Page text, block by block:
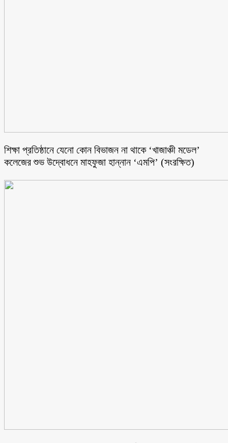
শিক্ষা প্রতিষ্ঠানে যেনো কোন বিভাজন না থাকে ‘খাজাঞ্চী মডেল’
কলেজের শুভ উদ্বোধনে মাহফুজা হান্নান ‘এমপি’ (সংরক্ষিত)